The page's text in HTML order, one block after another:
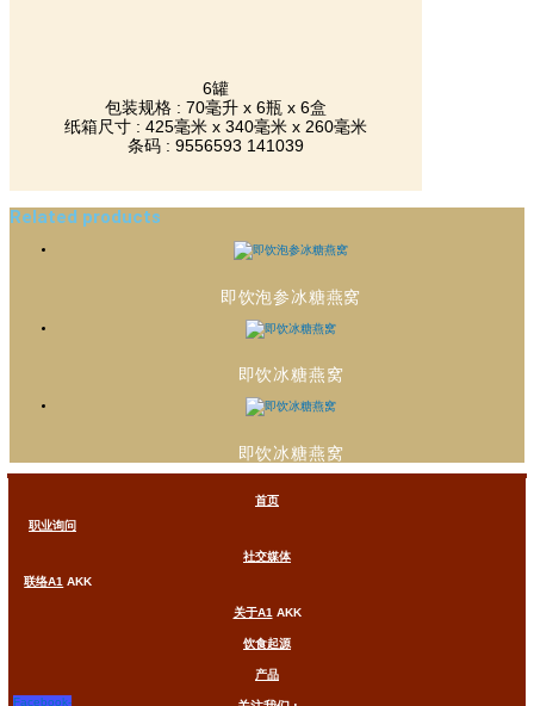
6罐
包装规格 : 70毫升 x 6瓶 x 6盒
纸箱尺寸 : 425毫米 x 340毫米 x 260毫米
条码 : 9556593 141039
Related products
即饮泡参冰糖燕窝
即饮冰糖燕窝
即饮冰糖燕窝
首页
职业询问
社交媒体
联络A1 AKK
关于A1 AKK
饮食起源
产品
Facebook-